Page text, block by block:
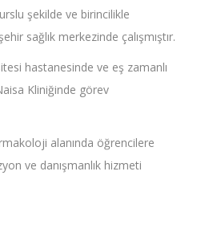
şekilde ve birincilikle
sağlık merkezinde çalışmıştır.
hastanesinde ve eş zamanlı
Kliniğinde görev
alanında öğrencilere
ve danışmanlık hizmeti